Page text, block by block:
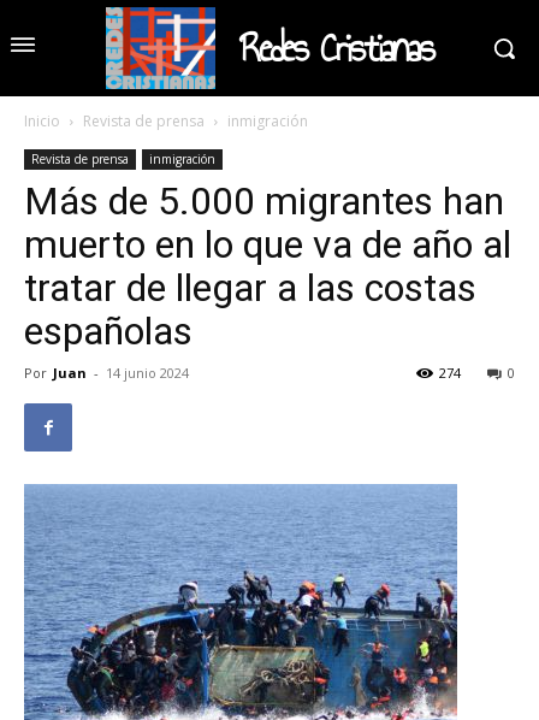
Redes Cristianas
Inicio Revista de prensa inmigración
Revista de prensa inmigración
Más de 5.000 migrantes han
muerto en lo que va de año al
tratar de llegar a las costas
españolas
Por Juan - 14 junio 2024 0
274